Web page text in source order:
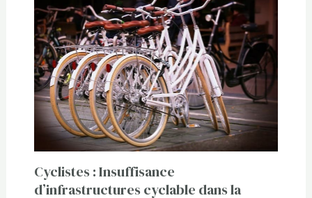
Cyclistes : Insuffisance
d’infrastructures cyclable dans la